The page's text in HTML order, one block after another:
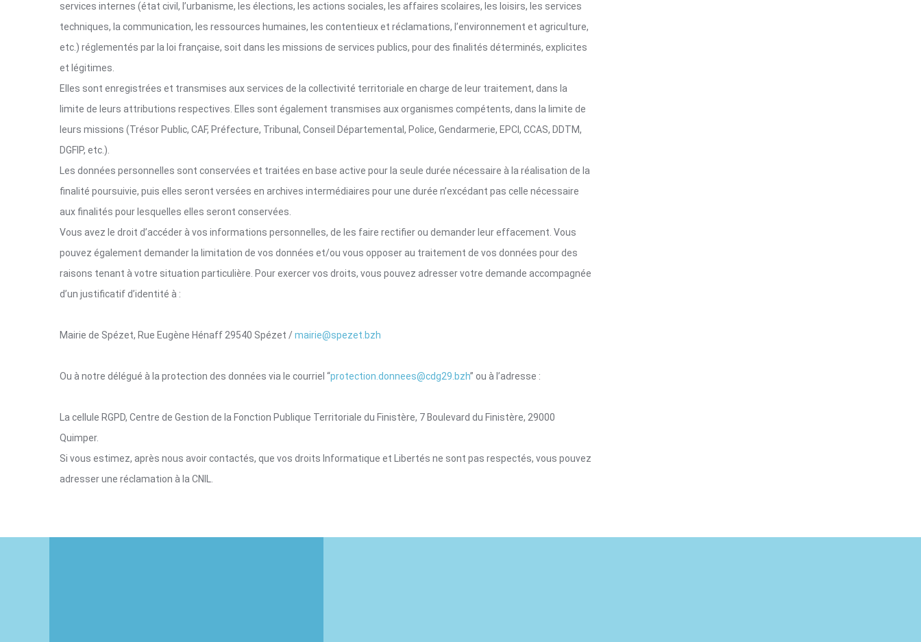
services internes (état civil, l’urbanisme, les élections, les actions sociales, les affaires scolaires, les loisirs, les services
techniques, la communication, les ressources humaines, les contentieux et réclamations, l’environnement et agriculture,
etc.) réglementés par la loi française, soit dans les missions de services publics, pour des finalités déterminés, explicites
et légitimes.
Elles sont enregistrées et transmises aux services de la collectivité territoriale en charge de leur traitement, dans la
limite de leurs attributions respectives. Elles sont également transmises aux organismes compétents, dans la limite de
leurs missions (Trésor Public, CAF, Préfecture, Tribunal, Conseil Départemental, Police, Gendarmerie, EPCI, CCAS, DDTM,
DGFIP, etc.).
Les données personnelles sont conservées et traitées en base active pour la seule durée nécessaire à la réalisation de la
finalité poursuivie, puis elles seront versées en archives intermédiaires pour une durée n’excédant pas celle nécessaire
aux finalités pour lesquelles elles seront conservées.
Vous avez le droit d’accéder à vos informations personnelles, de les faire rectifier ou demander leur effacement. Vous
pouvez également demander la limitation de vos données et/ou vous opposer au traitement de vos données pour des
raisons tenant à votre situation particulière. Pour exercer vos droits, vous pouvez adresser votre demande accompagnée
d’un justificatif d’identité à :
Mairie de Spézet, Rue Eugène Hénaff 29540 Spézet /mairie@spezet.bzh
Ou à notre délégué à la protection des données via le courriel “protection.donnees@cdg29.bzh” ou à l’adresse :
La cellule RGPD, Centre de Gestion de la Fonction Publique Territoriale du Finistère, 7 Boulevard du Finistère, 29000
Quimper.
Si vous estimez, après nous avoir contactés, que vos droits Informatique et Libertés ne sont pas respectés, vous pouvez
adresser une réclamation à la CNIL.